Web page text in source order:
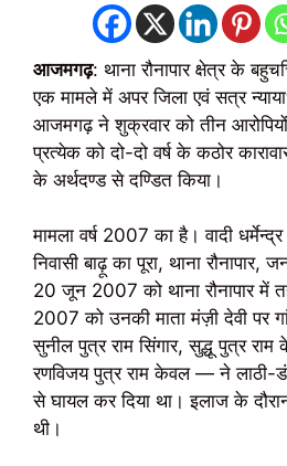
आजमगढ़: थाना रौनापार क्षेत्र के
एक मामले में अपर जिला एवं सत्र
आजमगढ़ ने शुक्रवार को तीन
प्रत्येक को दो-दो वर्ष के कठोर
के अर्थदण्ड से दण्डित किया।
मामला वर्ष 2007 का है। वादी
निवासी बाढ़ू का पूरा, थाना
20 जून 2007 को थाना रौनापार में
2007 को उनकी माता मंज़ी देवी पर
सुनील पुत्र राम सिंगार, सुद्धू पुत्र
रणविजय पुत्र राम केवल — ने लाठी-
से घायल कर दिया था। इलाज के
थी।